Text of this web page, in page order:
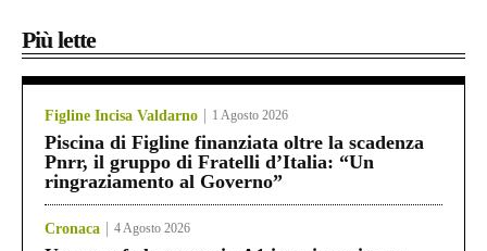
Più lette
Figline Incisa Valdarno 1 Agosto 2026
Piscina di Figline finanziata oltre la scadenza
Pnrr, il gruppo di Fratelli d’Italia: “Un
ringraziamento al Governo”
Cronaca 4 Agosto 2026